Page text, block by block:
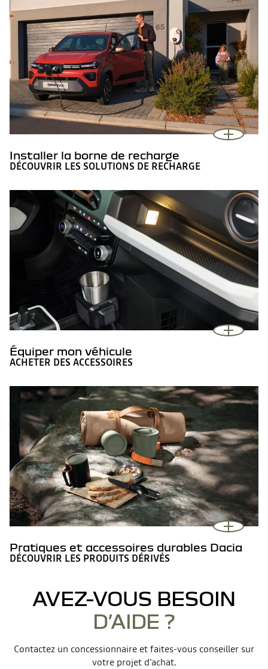
Installer la borne de recharge
DÉCOUVRIR LES SOLUTIONS DE RECHARGE
Équiper mon véhicule
ACHETER DES ACCESSOIRES
Pratiques et accessoires durables Dacia
DÉCOUVRIR LES PRODUITS DÉRIVÉS
AVEZ-VOUS BESOIN
D’AIDE ?
Contactez un concessionnaire et faites-vous conseiller sur
votre projet d'achat.